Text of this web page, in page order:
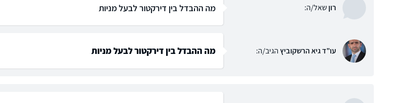
רוןשאל/ה: מה ההבדל בין דירקטור לבעל מניות
עו"ד גיא הרשקוביץהגיב/ה: מה ההבדל בין דירקטור לבעל מניות